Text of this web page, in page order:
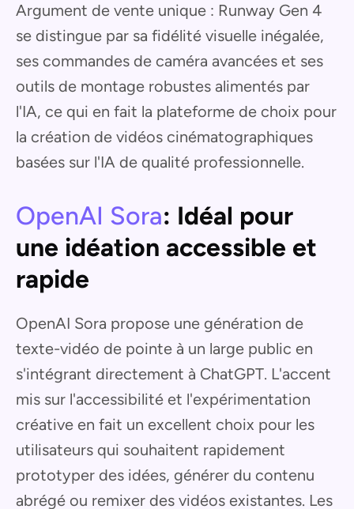
Argument de vente unique : Runway Gen 4
se distingue par sa fidélité visuelle inégalée,
ses commandes de caméra avancées et ses
outils de montage robustes alimentés par
l'IA, ce qui en fait la plateforme de choix pour
la création de vidéos cinématographiques
basées sur l'IA de qualité professionnelle.
OpenAI Sora: Idéal pour
une idéation accessible et
rapide
OpenAI Sora propose une génération de
texte-vidéo de pointe à un large public en
s'intégrant directement à ChatGPT. L'accent
mis sur l'accessibilité et l'expérimentation
créative en fait un excellent choix pour les
utilisateurs qui souhaitent rapidement
prototyper des idées, générer du contenu
abrégé ou remixer des vidéos existantes. Les